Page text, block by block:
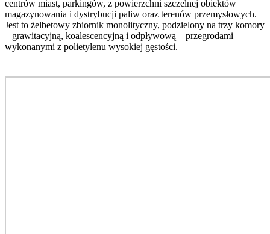
centrów miast, parkingów, z powierzchni szczelnej obiektów
magazynowania i dystrybucji paliw oraz terenów przemysłowych.
Jest to żelbetowy zbiornik monolityczny, podzielony na trzy komory
– grawitacyjną, koalescencyjną i odpływową – przegrodami
wykonanymi z polietylenu wysokiej gęstości.